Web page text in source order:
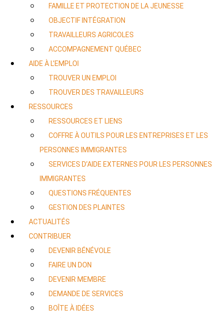
FAMILLE ET PROTECTION DE LA JEUNESSE
OBJECTIF INTÉGRATION
TRAVAILLEURS AGRICOLES
ACCOMPAGNEMENT QUÉBEC
AIDE À L’EMPLOI
TROUVER UN EMPLOI
TROUVER DES TRAVAILLEURS
RESSOURCES
RESSOURCES ET LIENS
COFFRE À OUTILS POUR LES ENTREPRISES ET LES
PERSONNES IMMIGRANTES
SERVICES D’AIDE EXTERNES POUR LES PERSONNES
IMMIGRANTES
QUESTIONS FRÉQUENTES
GESTION DES PLAINTES
ACTUALITÉS
CONTRIBUER
DEVENIR BÉNÉVOLE
FAIRE UN DON
DEVENIR MEMBRE
DEMANDE DE SERVICES
BOÎTE À IDÉES